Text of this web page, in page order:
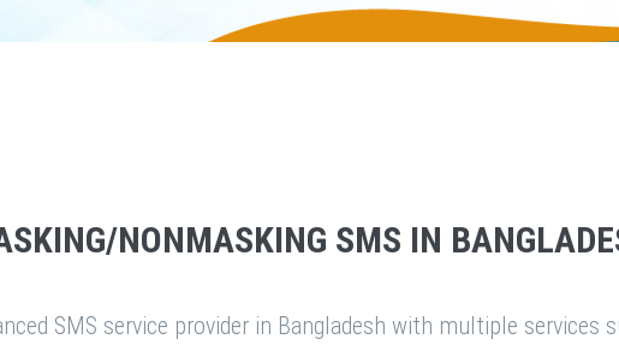
NONMASKING SMS IN
SMS service provider in Bangladesh with multiple services